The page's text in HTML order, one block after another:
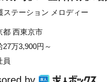
ステーション メロディー
都 西東京市
27万3,900円～
員